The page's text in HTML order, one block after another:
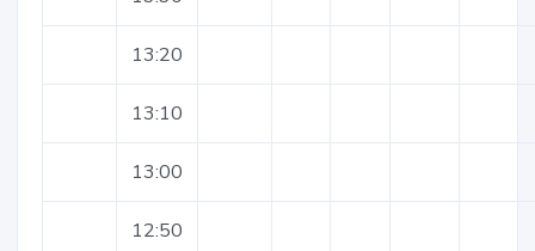
13:20
13:10
13:00
12:50